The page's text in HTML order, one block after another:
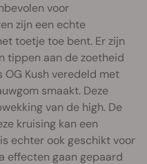
voor
zijn een echte
toetje toe bent. Er zijn
tippen aan de zoetheid
OG Kush veredeld met
smaakt. Deze
van de high. De
kruising kan een
echter ook geschikt voor
effecten gaan gepaard